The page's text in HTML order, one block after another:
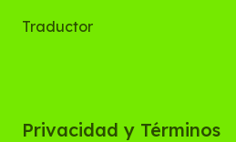
Traductor
Privacidad y Términos